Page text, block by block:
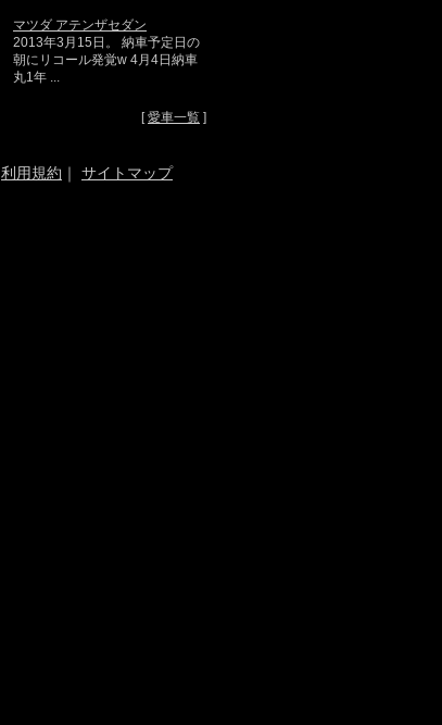
マツダ アテンザセダン
2013年3月15日。 納車予定日の
朝にリコール発覚w 4月4日納車
丸1年 ...
[愛車一覧 ]
利用規約 ｜ サイトマップ